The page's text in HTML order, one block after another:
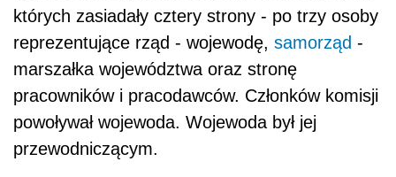
których zasiadały cztery strony - po trzy osoby
reprezentujące rząd - wojewodę, samorząd -
marszałka województwa oraz stronę
pracowników i pracodawców. Członków komisji
powoływał wojewoda. Wojewoda był jej
przewodniczącym.